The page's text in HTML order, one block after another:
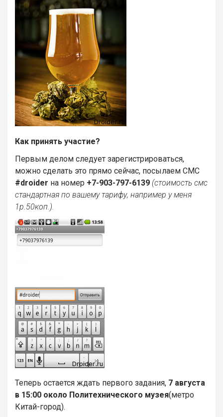
Как принять участие?
Первым делом следует зарегистрироваться,
можно сделать это прямо сейчас, посылаем СМС
#droider на номер +7-903-797-6139 (стоимость смс
стандартная по вашему тарифу, например у меня
1р.50коп.).
Теперь остается ждать первого задания, 7 августа
в 15:00 около Политехнического музея(метро
Китай-город).